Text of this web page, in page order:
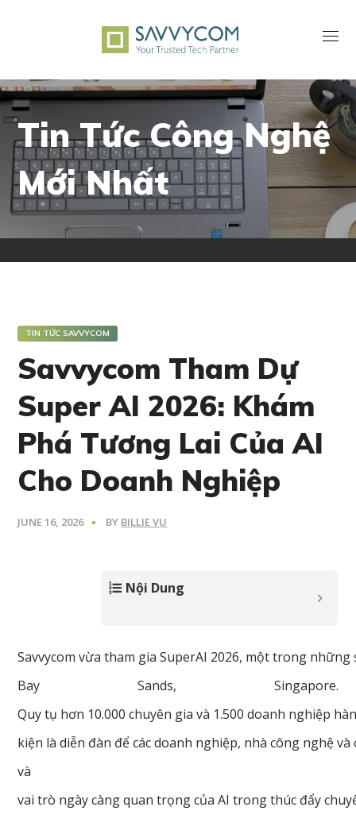
Tin Tức Công Nghệ
Mới Nhất
TIN TỨC SAVVYCOM
Savvycom Tham Dự
Super AI 2026: Khám
Phá Tương Lai Của AI
Cho Doanh Nghiệp
JUNE 16, 2026 BY BILLIE VU
Nội Dung
Savvycom vừa tham gia SuperAI 2026, một trong những
Bay Sands, Singapore.
Quy tụ hơn 10.000 chuyên gia và 1.500 doanh nghiệp
kiện là diễn đàn để các doanh nghiệp, nhà công nghệ và
và
vai trò ngày càng quan trọng của AI trong thúc đẩy